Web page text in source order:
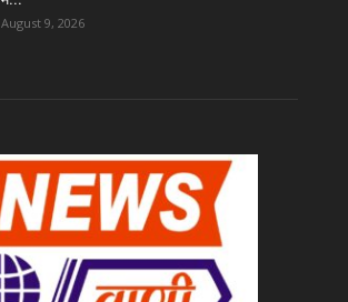
August 9, 2026